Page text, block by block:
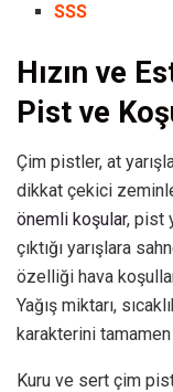
SSS
Hızın ve
Pist ve
Çim pistler, at
dikkat çekici
önemli koşular, pist
çıktığı yarışlara
özelliği hava
Yağış miktarı,
karakterini
Kuru ve sert çim